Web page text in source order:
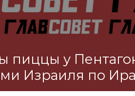
пиццы у
Израиля по